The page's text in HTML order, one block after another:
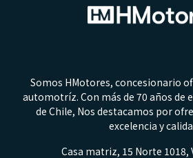
Somos HMotores, concesionario
automotríz. Con más de 70 años de
de Chile, Nos destacamos por
excelencia y
Casa matriz, 15 Norte 1018,